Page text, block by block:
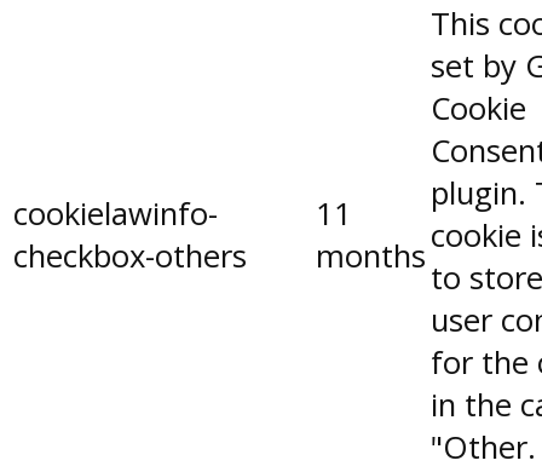
cookielawinfo-
checkbox-others
11
months
This
set by
Cookie
plugin.
cookie
to
user
for the
in the
"Other.